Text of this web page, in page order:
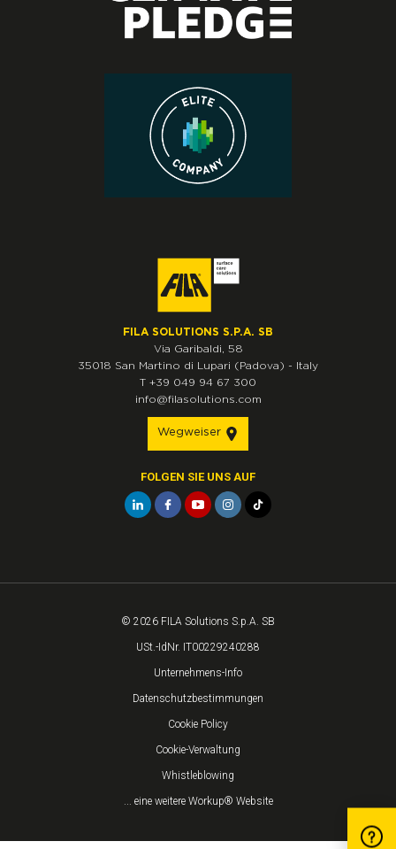
FILA SOLUTIONS S.P.A. SB
Via Garibaldi, 58
35018 San Martino di Lupari (Padova) - Italy
T +39 049 94 67 300
info@filasolutions.com
Wegweiser
FOLGEN SIE UNS AUF
© 2026 FILA Solutions S.p.A. SB
USt.-IdNr. IT00229240288
Unternehmens-Info
Datenschutzbestimmungen
Cookie Policy
Cookie-Verwaltung
Whistleblowing
... eine weitere Workup® Website